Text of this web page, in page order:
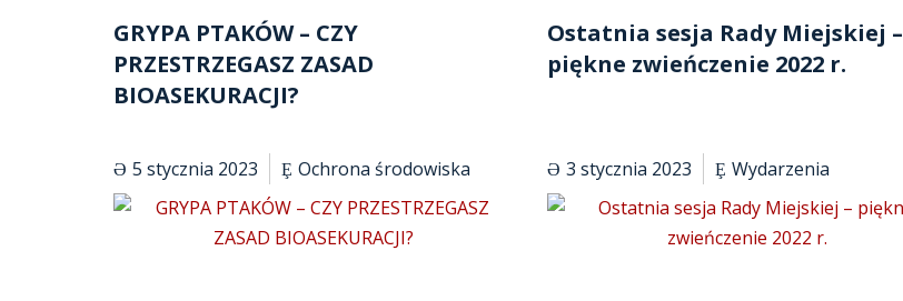
GRYPA PTAKÓW – CZY
PRZESTRZEGASZ ZASAD
BIOASEKURACJI?
5 stycznia 2023 Ochrona środowiska
Ostatnia sesja Rady Miejskiej –
piękne zwieńczenie 2022 r.
3 stycznia 2023 Wydarzenia